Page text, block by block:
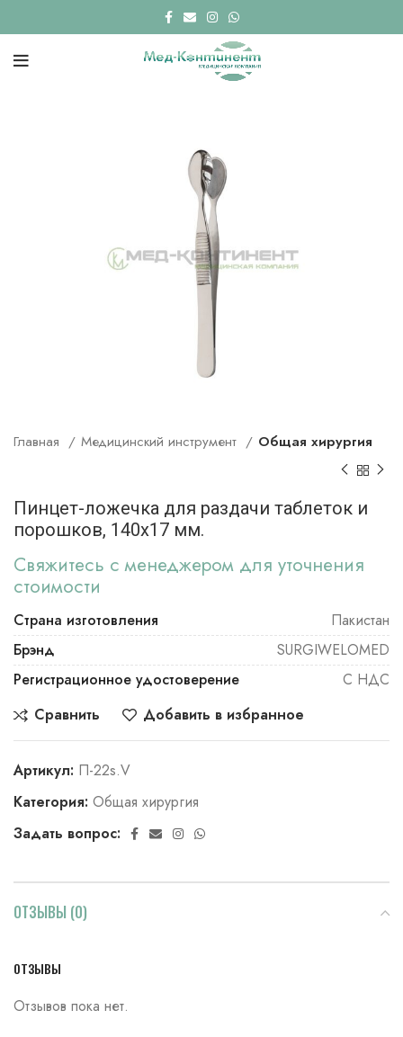
Главная Медицинский инструмент Общая хирургия
Пинцет-ложечка для раздачи таблеток и
порошков, 140х17 мм.
Свяжитесь с менеджером для уточнения
стоимости
Страна изготовления
Пакистан
Брэнд
SURGIWELOMED
Регистрационное удостоверение
С НДС
Сравнить
Добавить в избранное
Артикул: П-22s.V
Категория: Общая хирургия
Задать вопрос:
ОТЗЫВЫ (0)
ОТЗЫВЫ
Отзывов пока нет.